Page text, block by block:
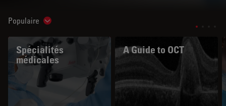
Populaire Show subnavigation
Spécialités
médicales
A Guide to OCT